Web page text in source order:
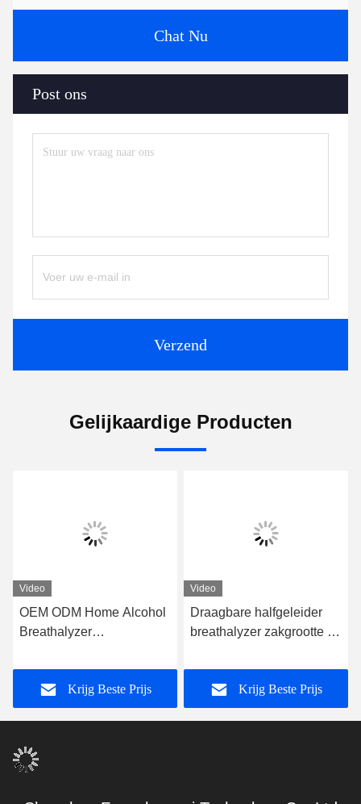
Chat Nu
Post ons
Verzend
Gelijkaardige Producten
Video
OEM ODM Home Alcohol
Breathalyzer
Alcohol Detector Mr
black1000Krijg Beste Prijs
Video
Draagbare halfgeleider
breathalyzer zakgrootte Mr
nauwkeurig
Krijg Beste Prijs